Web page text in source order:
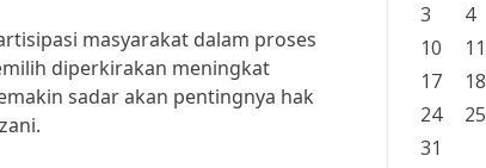
masyarakat dalam proses
diperkirakan meningkat
sadar akan pentingnya hak
3
4
10
11
17
18
24
25
31